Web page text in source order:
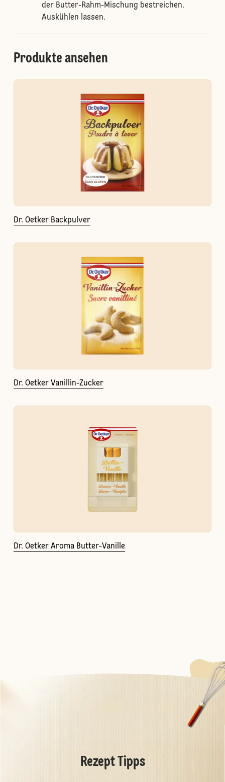
der Butter-Rahm-Mischung bestreichen.
Auskühlen lassen.
Produkte ansehen
Dr. Oetker Backpulver
Dr. Oetker Vanillin-Zucker
Dr. Oetker Aroma Butter-Vanille
Rezept Tipps